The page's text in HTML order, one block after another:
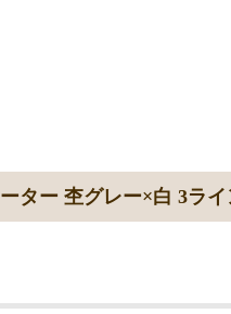
ター 杢グレー×白 3ラ